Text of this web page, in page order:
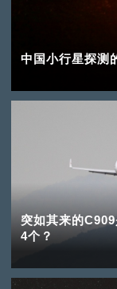
中国小行星探测
突如其来的
4个？